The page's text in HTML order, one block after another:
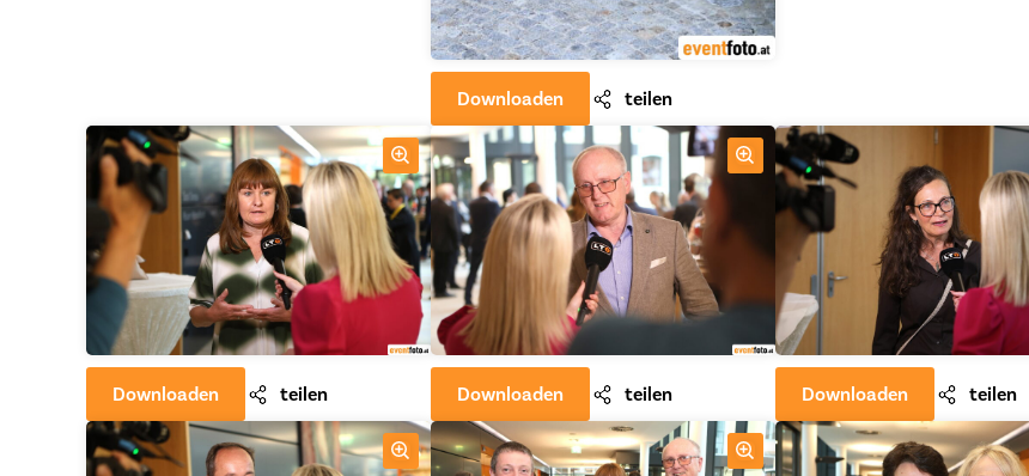
Downloaden teilen
Downloaden teilen Downloaden teilen Downloaden teilen